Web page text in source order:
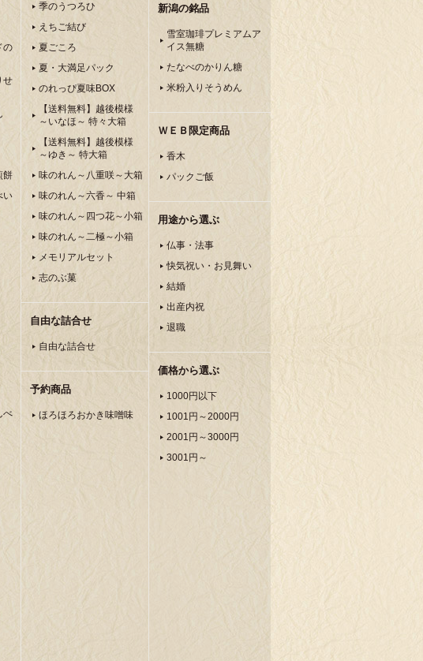
の
せ
餅
い
べ
季のうつろひ
えちご結び
夏ごころ
夏・大満足パック
のれっぴ夏味BOX
【送料無料】越後模様
～いなほ～ 特々大箱
【送料無料】越後模様
～ゆき～ 特大箱
味のれん～八重咲～大箱
味のれん～六香～ 中箱
味のれん～四つ花～小箱
味のれん～二極～小箱
メモリアルセット
志のぶ菓
自由な詰合せ
自由な詰合せ
予約商品
ほろほろおかき味噌味
新潟の銘品
雪室珈琲プレミアムア
イス無糖
たなべのかりん糖
米粉入りそうめん
ＷＥＢ限定商品
香木
パックご飯
用途から選ぶ
仏事・法事
快気祝い・お見舞い
結婚
出産内祝
退職
価格から選ぶ
1000円以下
1001円～2000円
2001円～3000円
3001円～